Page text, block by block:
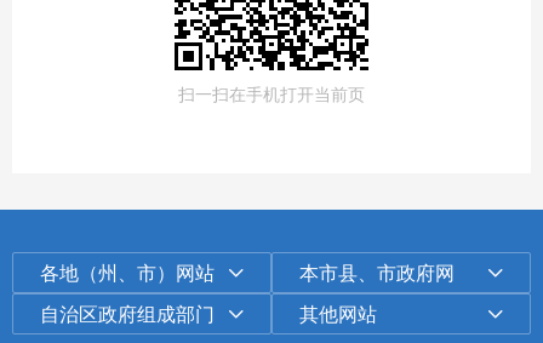
扫一扫在手机打开当前页
各地（州、市）网站
本市县、市政府网
自治区政府组成部门
其他网站